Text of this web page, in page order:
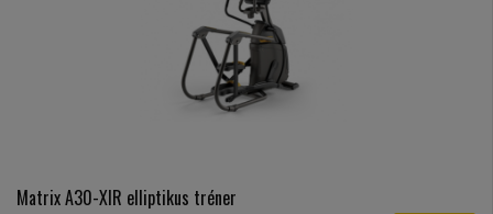
Matrix A30-XIR elliptikus tréner